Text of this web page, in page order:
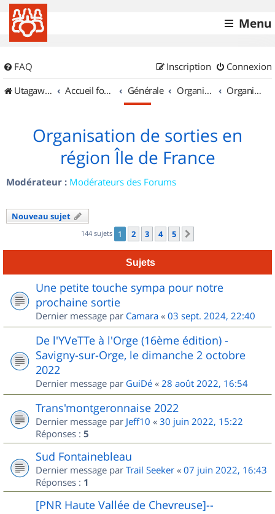
Menu
FAQ Connexion
Inscription
UtagawaVTT (Randos VTT et VTTAE avec traces GPS)
Accueil forum Générale Organisation de sorties & Recherche de partenaires Organisation de sorties en région Île de France
Organisation de sorties en
région Île de France
Modérateur : Modérateurs des Forums
Nouveau sujet
144 sujets 1 2 3 4 5
Sujets
Une petite touche sympa pour notre
prochaine sortie
Dernier message par Camara « 03 sept. 2024, 22:40
De l'YVeTTe à l'Orge (16ème édition) -
Savigny-sur-Orge, le dimanche 2 octobre
2022
Dernier message par GuiDé « 28 août 2022, 16:54
Trans'montgeronnaise 2022
Dernier message par Jeff10 « 30 juin 2022, 15:22
Réponses : 5
Sud Fontainebleau
Dernier message par Trail Seeker « 07 juin 2022, 16:43
Réponses : 1
[PNR Haute Vallée de Chevreuse]--